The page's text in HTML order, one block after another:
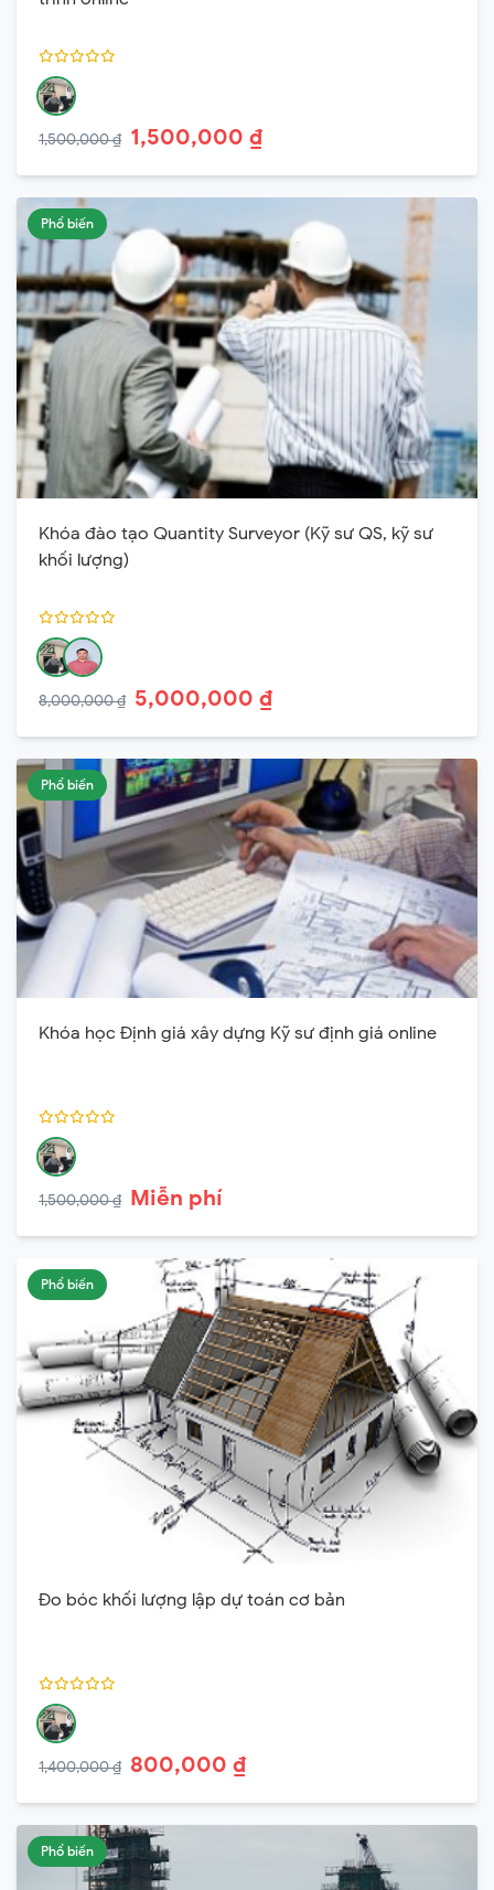
1,500,000 ₫ 1,500,000 ₫
Phổ biến
Khóa đào tạo Quantity Surveyor (Kỹ sư QS, kỹ sư
khối lượng)
8,000,000 ₫ 5,000,000 ₫
Phổ biến
Khóa học Định giá xây dựng Kỹ sư định giá online
1,500,000 ₫ Miễn phí
Phổ biến
Đo bóc khối lượng lập dự toán cơ bản
1,400,000 ₫ 800,000 ₫
Phổ biến